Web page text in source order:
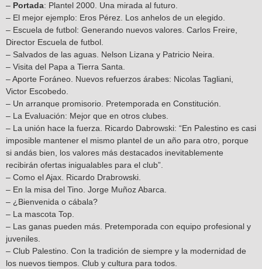
– Portada: Plantel 2000. Una mirada al futuro.
– El mejor ejemplo: Eros Pérez. Los anhelos de un elegido.
– Escuela de futbol: Generando nuevos valores. Carlos Freire,
Director Escuela de futbol.
– Salvados de las aguas. Nelson Lizana y Patricio Neira.
– Visita del Papa a Tierra Santa.
– Aporte Foráneo. Nuevos refuerzos árabes: Nicolas Tagliani,
Victor Escobedo.
– Un arranque promisorio. Pretemporada en Constitución.
– La Evaluación: Mejor que en otros clubes.
– La unión hace la fuerza. Ricardo Dabrowski: “En Palestino es casi
imposible mantener el mismo plantel de un año para otro, porque
si andás bien, los valores más destacados inevitablemente
recibirán ofertas inigualables para el club”.
– Como el Ajax. Ricardo Drabrowski.
– En la misa del Tino. Jorge Muñoz Abarca.
– ¿Bienvenida o cábala?
– La mascota Top.
– Las ganas pueden más. Pretemporada con equipo profesional y
juveniles.
– Club Palestino. Con la tradición de siempre y la modernidad de
los nuevos tiempos. Club y cultura para todos.